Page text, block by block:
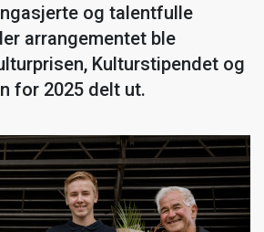
og talentfulle
arrangementet ble
Kulturstipendet og
for 2025 delt ut.